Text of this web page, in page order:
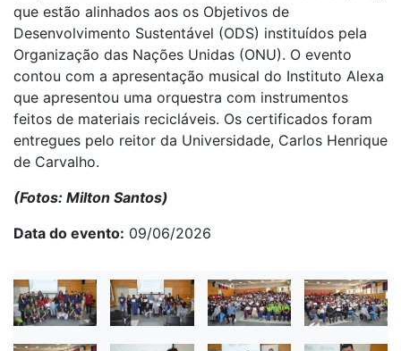
que estão alinhados aos os Objetivos de
Desenvolvimento Sustentável (ODS) instituídos pela
Organização das Nações Unidas (ONU). O evento
contou com a apresentação musical do Instituto Alexa
que apresentou uma orquestra com instrumentos
feitos de materiais recicláveis. Os certificados foram
entregues pelo reitor da Universidade, Carlos Henrique
de Carvalho.
(Fotos: Milton Santos)
Data do evento 09/06/2026